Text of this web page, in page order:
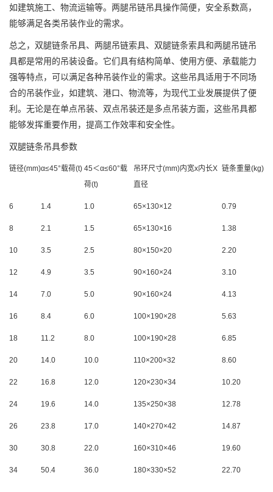
如建筑施工、物流运输等。两腿吊链吊具操作简便，安全系数高，
能够满足各类吊装作业的需求。
总之，双腿链条吊具、两腿吊链索具、双腿链条索具和两腿吊链吊
具都是常用的吊装设备。它们具有结构简单、使用方便、承载能力
强等特点，可以满足各种吊装作业的需求。这些吊具适用于不同场
合的吊装作业，如建筑、港口、物流等，为现代工业发展提供了便
利。无论是在单点吊装、双点吊装还是多点吊装方面，这些吊具都
能够发挥重要作用，提高工作效率和安全性。
双腿链条吊具参数
链径(mm)α≤45°载荷(t) 45＜α≤60°载
荷(t)
吊环尺寸(mm)内宽x内长X
直径
链条重量(kg)
6 1.4 1.0 65×130×12 0.79
8 2.1 1.5 65×130×16 1.38
10 3.5 2.5 80×150×20 2.20
12 4.9 3.5 90×160×24 3.10
14 7.0 5.0 90×160×24 4.13
16 8.4 6.0 100×190×28 5.63
18 11.2 8.0 100×190×28 6.85
20 14.0 10.0 110×200×32 8.60
22 16.8 12.0 120×230×34 10.20
24 19.6 14.0 135×250×38 12.78
26 23.8 17.0 140×270×42 14.87
30 30.8 22.0 160×310×46 19.60
34 50.4 36.0 180×330×52 22.70